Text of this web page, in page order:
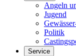
Angeln
Jugend
Politik
Service